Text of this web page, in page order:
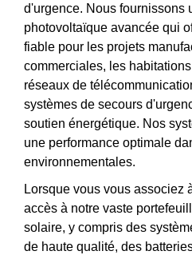
d'urgence. Nous fournissons
photovoltaïque avancée qui
fiable pour les projets
commerciales, les
réseaux de
systèmes de secours
soutien énergétique. Nos
une performance optimale
environnementales.
Lorsque vous vous associez
accès à notre vaste
solaire, y compris des
de haute qualité, des